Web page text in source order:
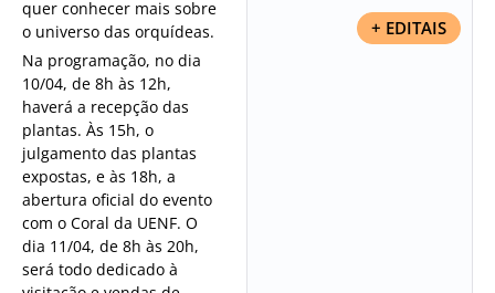
quer conhecer mais sobre
o universo das orquídeas.
Na programação, no dia
10/04, de 8h às 12h,
haverá a recepção das
plantas. Às 15h, o
julgamento das plantas
expostas, e às 18h, a
abertura oficial do evento
com o Coral da UENF. O
dia 11/04, de 8h às 20h,
será todo dedicado à
+ EDITAIS